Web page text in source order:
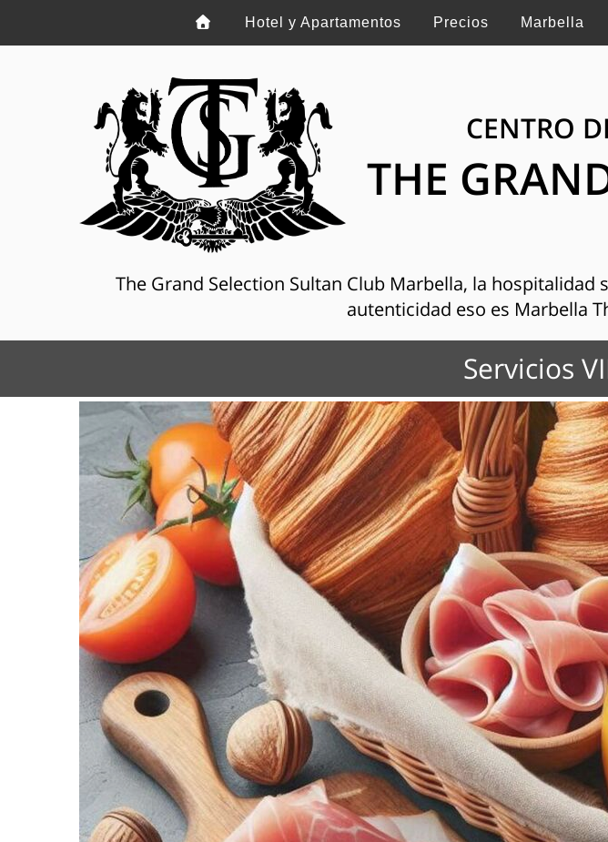
Hotel y Apartamentos Precios Marbella
CENTRO
THE
The Grand Selection Sultan Club Marbella, la
autenticidad eso es Marbella
Servicios